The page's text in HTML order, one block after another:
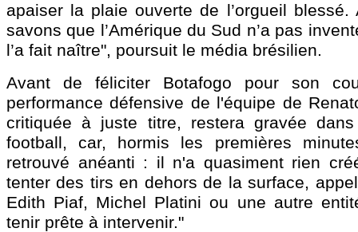
apaiser la plaie ouverte de l’orgueil blessé.
savons que l’Amérique du Sud n’a pas
l’a fait naître", poursuit le média brésilien.
Avant de féliciter Botafogo pour son
performance défensive de l'équipe de
critiquée à juste titre, restera gravée
football, car, hormis les premières
retrouvé anéanti : il n'a quasiment rien
tenter des tirs en dehors de la surface,
Edith Piaf, Michel Platini ou une autre
tenir prête à intervenir."